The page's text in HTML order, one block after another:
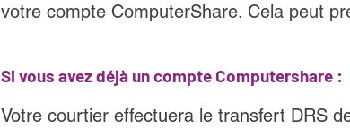
votre compte ComputerShare. Cela peut
Si vous avez déjà un compte Computershare :
Votre courtier effectuera le transfert DRS